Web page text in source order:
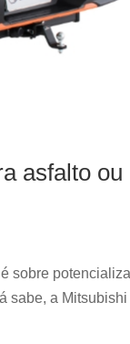
asfalto ou
sobre
sabe, a Mitsubishi